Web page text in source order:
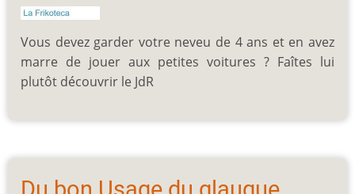
Vous devez garder votre neveu de 4 ans et en avez
marre de jouer aux petites voitures ? Faîtes lui
plutôt découvrir le JdR